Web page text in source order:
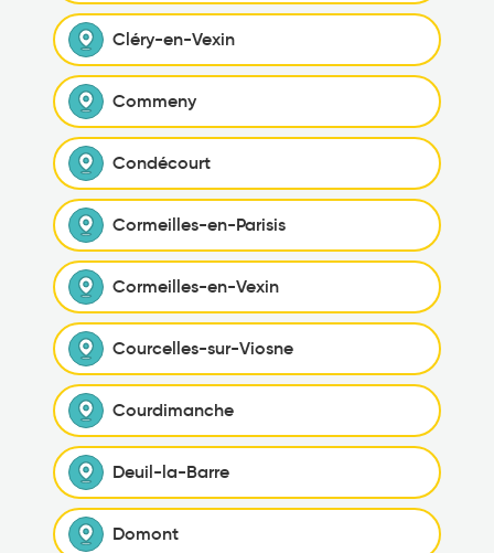
Cléry-en-Vexin
Commeny
Condécourt
Cormeilles-en-Parisis
Cormeilles-en-Vexin
Courcelles-sur-Viosne
Courdimanche
Deuil-la-Barre
Domont